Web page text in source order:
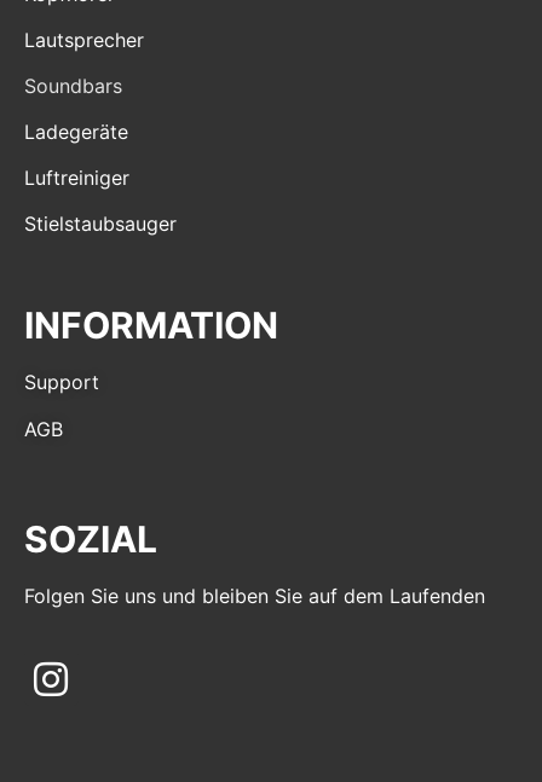
Lautsprecher
Soundbars
Ladegeräte
Luftreiniger
Stielstaubsauger
INFORMATION
Support
AGB
SOZIAL
Folgen Sie uns und bleiben Sie auf dem Laufenden